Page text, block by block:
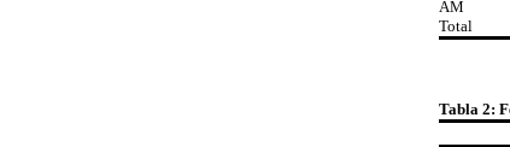
AM
Total
Tabla 2: